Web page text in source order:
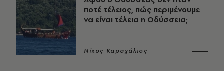
ποτέ τέλειος, πώς περιμένουμε
να είναι τέλεια η Οδύσσεια;
Νίκος Καραχάλιος